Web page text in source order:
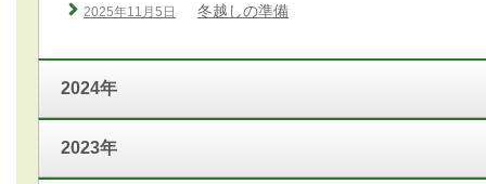
2025年11月5日 冬越しの準備
2024年
2023年